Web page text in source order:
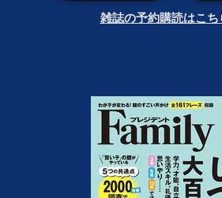
雑誌の予約購読はこち